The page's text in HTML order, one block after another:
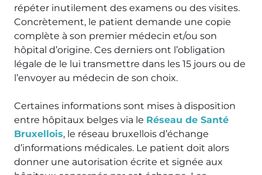
répéter inutilement des examens ou des visites.
Concrètement, le patient demande une copie
complète à son premier médecin et/ou son
hôpital d’origine. Ces derniers ont l’obligation
légale de le lui transmettre dans les 15 jours ou de
l’envoyer au médecin de son choix.
Certaines informations sont mises à disposition
entre hôpitaux belges via le Réseau de Santé
Bruxellois, le réseau bruxellois d’échange
d’informations médicales. Le patient doit alors
donner une autorisation écrite et signée aux